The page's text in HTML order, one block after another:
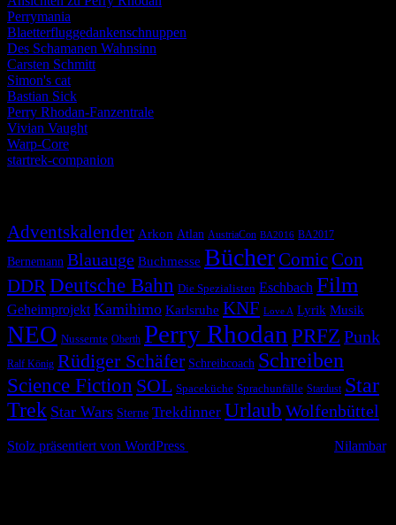
Perrymania
Blaetterfluggedankenschnuppen
Des Schamanen Wahnsinn
Carsten Schmitt
Simon's cat
Bastian Sick
Perry Rhodan-Fanzentrale
Vivian Vaught
Warp-Core
startrek-companion
Adventskalender Arkon Atlan AustriaCon BA2016 BA2017
Bernemann Blauauge Buchmesse BücherComicCon
DDR Deutsche Bahn Die Spezialisten Eschbach Film
Geheimprojekt Kamihimo Karlsruhe KNF Love A Lyrik Musik
NEO Nussernte Oberth Perry Rhodan PRFZ Punk
Ralf König Rüdiger Schäfer Schreibcoach Schreiben
Science Fiction SOL Spaceküche Sprachunfälle Stardust Star
Trek Star Wars Sterne Trekdinner Urlaub Wolfenbüttel
Stolz präsentiert von WordPress
Nilambar.